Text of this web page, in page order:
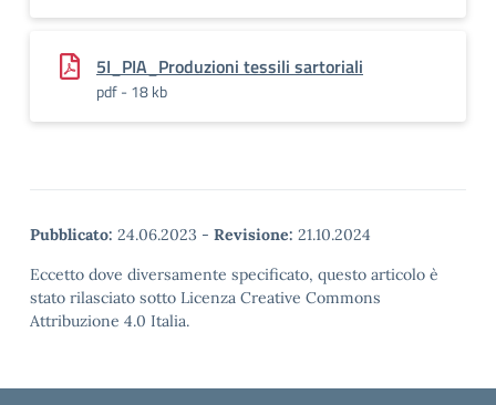
5I_PIA_Produzioni tessili sartoriali
pdf - 18 kb
Pubblicato: 24.06.2023 - Revisione: 21.10.2024
Eccetto dove diversamente specificato, questo articolo è
stato rilasciato sotto Licenza Creative Commons
Attribuzione 4.0 Italia.